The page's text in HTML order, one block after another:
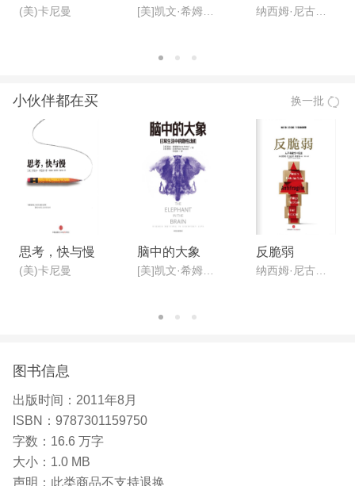
新，企业创新中的竞争、合作与全球化，知识生产的
迈克尔.吉本斯等著，陈洪捷 沈文钦等译 陈洪捷，北
京大学教授
(美)卡尼曼 [美]凯文·希姆勒;[美]罗宾·汉森; 纳西姆·尼古拉斯·塔勒布
小伙伴都在买 换一批
思考，快与慢
(美)卡尼曼
脑中的大象 反脆弱
图书信息
出版时间： 2011年8月
ISBN： 9787301159750
字数： 16.6 万字
大小： 1.0 MB
声明： 此类商品不支持退换